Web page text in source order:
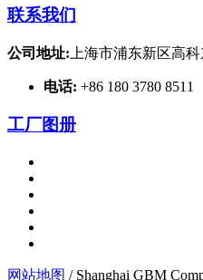
联系我们
公司地址: 上海市浦东新区高
电话: +86 180 3780 8511
工厂图册
网站地图 / Shanghai GBM